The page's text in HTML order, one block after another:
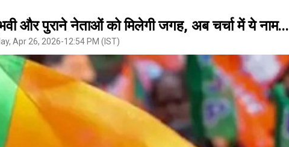
और पुराने नेताओं को मिलेगी जगह, अब चर्चा में ये नाम...
Apr 26, 2026-12:54 PM (IST)